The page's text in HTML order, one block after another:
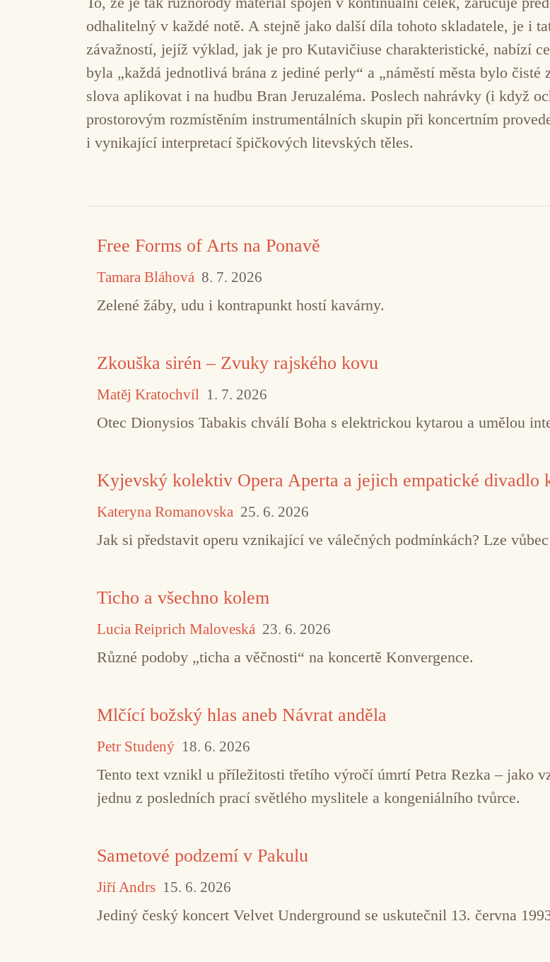
odhalitelný v každé notě. A stejně jako další díla tohoto skladatele, je i
závažností, jejíž výklad, jak je pro Kutavičiuse charakteristické, nabízí
byla „každá jednotlivá brána z jediné perly“ a „náměstí města bylo
slova aplikovat i na hudbu Bran Jeruzaléma. Poslech nahrávky (i když
prostorovým rozmístěním instrumentálních skupin při koncertním
i vynikající interpretací špičkových litevských těles.
Free Forms of Arts na Ponavě
Tamara Bláhová 8. 7. 2026
Zelené žáby, udu i kontrapunkt hostí kavárny.
Zkouška sirén – Zvuky rajského kovu
Matěj Kratochvíl 1. 7. 2026
Otec Dionysios Tabakis chválí Boha s elektrickou kytarou a umělou
Kyjevský kolektiv Opera Aperta a jejich empatické divadlo
Kateryna Romanovska 25. 6. 2026
Jak si představit operu vznikající ve válečných podmínkách? Lze
Ticho a všechno kolem
Lucia Reiprich Maloveská 23. 6. 2026
Různé podoby „ticha a věčnosti“ na koncertě Konvergence.
Mlčící božský hlas aneb Návrat anděla
Petr Studený 18. 6. 2026
Tento text vznikl u příležitosti třetího výročí úmrtí Petra Rezka – jako
jednu z posledních prací světlého myslitele a kongeniálního tvůrce.
Sametové podzemí v Pakulu
Jiří Andrs 15. 6. 2026
Jediný český koncert Velvet Underground se uskutečnil 13. června